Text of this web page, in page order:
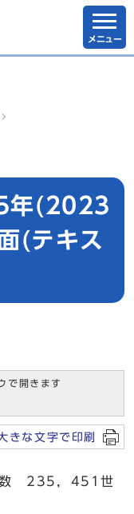
メニュー
年(2023
(テキス
で開きます
きな文字で印刷
235，451世